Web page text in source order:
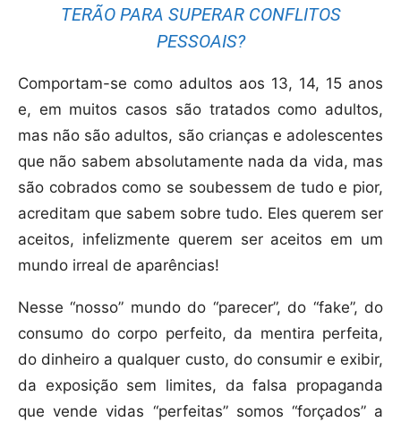
TERÃO PARA SUPERAR CONFLITOS
PESSOAIS?
Comportam-se como adultos aos 13, 14, 15 anos
e, em muitos casos são tratados como adultos,
mas não são adultos, são crianças e adolescentes
que não sabem absolutamente nada da vida, mas
são cobrados como se soubessem de tudo e pior,
acreditam que sabem sobre tudo. Eles querem ser
aceitos, infelizmente querem ser aceitos em um
mundo irreal de aparências!
Nesse “nosso” mundo do “parecer”, do “fake”, do
consumo do corpo perfeito, da mentira perfeita,
do dinheiro a qualquer custo, do consumir e exibir,
da exposição sem limites, da falsa propaganda
que vende vidas “perfeitas” somos “forçados” a